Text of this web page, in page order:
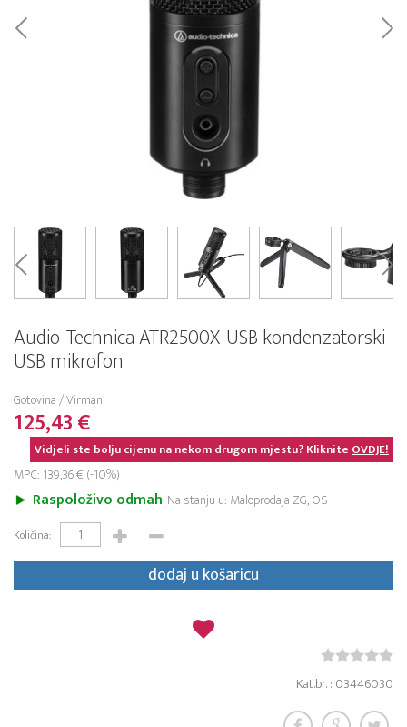
Audio-Technica ATR2500X-USB kondenzatorski
USB mikrofon
Gotovina / Virman
125,43 €
Vidjeli ste bolju cijenu na nekom drugom mjestu? KlikniteOVDJE!
MPC: 139,36 € (-10%)
Raspoloživo odmah Na stanju u: Maloprodaja ZG, OS
Količina:
dodaj u košaricu
Kat.br. : 03446030